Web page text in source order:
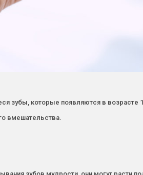
зубы, которые появляются в возрасте
вмешательства.